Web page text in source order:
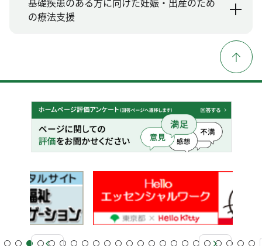
の療法支援